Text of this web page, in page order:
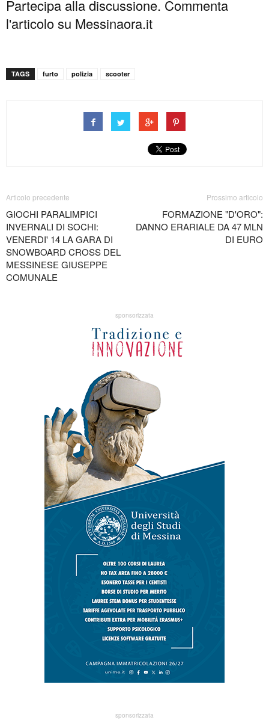
Partecipa alla discussione. Commenta
l'articolo su Messinaora.it
TAGS furto polizia scooter
Articolo precedente
GIOCHI PARALIMPICI
INVERNALI DI SOCHI:
VENERDI' 14 LA GARA DI
SNOWBOARD CROSS DEL
MESSINESE GIUSEPPE
COMUNALE
Prossimo articolo
FORMAZIONE "D'ORO":
DANNO ERARIALE DA 47 MLN
DI EURO
sponsorizzata
sponsorizzata